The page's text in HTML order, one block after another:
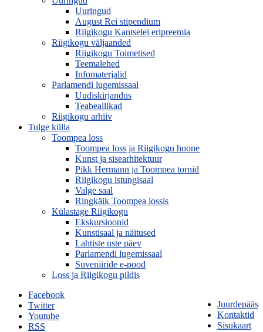
Uuringud
August Rei stipendium
Riigikogu Kantselei eripreemia
Riigikogu väljaanded
Riigikogu Toimetised
Teemalehed
Infomaterjalid
Parlamendi lugemissaal
Uudiskirjandus
Teabeallikad
Riigikogu arhiiv
Tulge külla
Toompea loss
Toompea loss ja Riigikogu hoone
Kunst ja sisearhitektuur
Pikk Hermann ja Toompea tornid
Riigikogu istungisaal
Valge saal
Ringkäik Toompea lossis
Külastage Riigikogu
Ekskursioonid
Kunstisaal ja näitused
Lahtiste uste päev
Parlamendi lugemissaal
Suveniiride e-pood
Loss ja Riigikogu pildis
Juurdepääs
Kontaktid
Sisukaart
Facebook
Twitter
Youtube
RSS